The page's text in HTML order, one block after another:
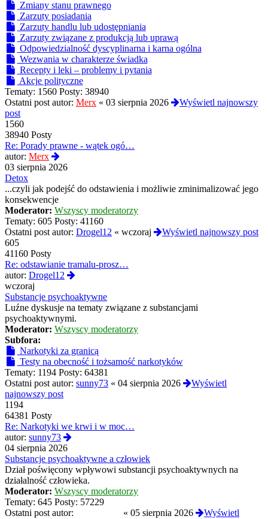
Zmiany stanu prawnego
Zarzuty posiadania
Zarzuty handlu lub udostępniania
Zarzuty związane z produkcją lub uprawą
Odpowiedzialność dyscyplinarna i karna ogólna
Wezwania w charakterze świadka
Recepty i leki – problemy i pytania
Akcje polityczne
Tematy: 1560 Posty: 38940
Ostatni post autor: Merx « 03 sierpnia 2026
Wyświetl najnowszy
post
1560
38940 Posty
Re: Porady prawne - wątek ogó…
autor: Merx
najnowszy
03 sierpnia 2026
Detox
...czyli jak podejść do odstawienia i możliwie zminimalizować jego
konsekwencje
Moderator: Wszyscy moderatorzy
Tematy: 605 Posty: 41160
Ostatni post autor: Drogel12 « wczoraj
Wyświetl najnowszy post
605
41160 Posty
Re: odstawianie tramalu-prosz…
autor: Drogel12
post
wczoraj
Substancje psychoaktywne
Luźne dyskusje na tematy związane z substancjami
psychoaktywnymi.
Moderator: Wszyscy moderatorzy
Subfora:
Narkotyki za granicą
Testy na obecność i tożsamość narkotyków
Tematy: 1194 Posty: 64381
Ostatni post autor: sunny73 « 04 sierpnia 2026
Wyświetl
najnowszy post
1194
64381 Posty
Re: Narkotyki we krwi i w moc…
autor: sunny73
post
04 sierpnia 2026
Substancje psychoaktywne a człowiek
Dział poświęcony wpływowi substancji psychoaktywnych na
działalność człowieka.
Moderator: Wszyscy moderatorzy
Tematy: 645 Posty: 57229
Ostatni post autor:
« 05 sierpnia 2026
Wyświetl